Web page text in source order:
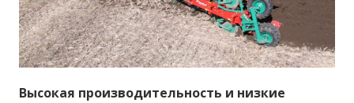
Высокая производительность и низкие